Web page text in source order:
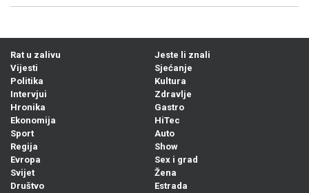
Rat u zalivu
Vijesti
Politika
Intervjui
Hronika
Ekonomija
Sport
Regija
Evropa
Svijet
Društvo
Jeste li znali
Sjećanje
Kultura
Zdravlje
Gastro
HiTec
Auto
Show
Sex i grad
Žena
Estrada